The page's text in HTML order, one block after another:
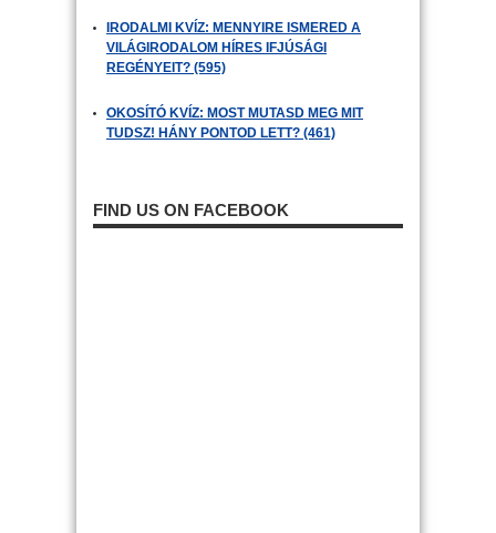
IRODALMI KVÍZ: MENNYIRE ISMERED A
VILÁGIRODALOM HÍRES IFJÚSÁGI
REGÉNYEIT? (595)
OKOSÍTÓ KVÍZ: MOST MUTASD MEG MIT
TUDSZ! HÁNY PONTOD LETT? (461)
FIND US ON FACEBOOK